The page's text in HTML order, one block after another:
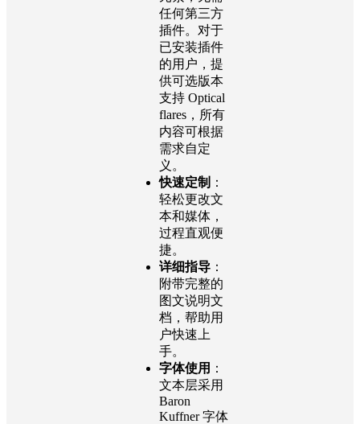
任何第三方
插件。对于
已安装插件
的用户，提
供可选版本
支持 Optical
flares，所有
内容可根据
需求自定
义。
快速定制 ：
轻松更改文
本和媒体，
过程直观便
捷。
详细指导 ：
附带完整的
图文说明文
档，帮助用
户快速上
手。
字体使用 ：
文本层采用
Baron
Kuffner 字体